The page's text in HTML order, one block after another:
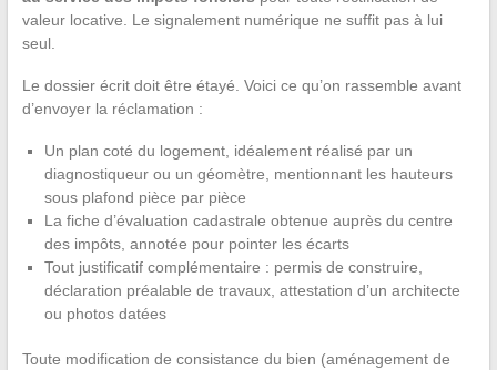
valeur locative. Le signalement numérique ne suffit pas à lui
seul.
Le dossier écrit doit être étayé. Voici ce qu’on rassemble avant
d’envoyer la réclamation :
Un plan coté du logement, idéalement réalisé par un
diagnostiqueur ou un géomètre, mentionnant les hauteurs
sous plafond pièce par pièce
La fiche d’évaluation cadastrale obtenue auprès du centre
des impôts, annotée pour pointer les écarts
Tout justificatif complémentaire : permis de construire,
déclaration préalable de travaux, attestation d’un architecte
ou photos datées
Toute modification de consistance du bien (aménagement de